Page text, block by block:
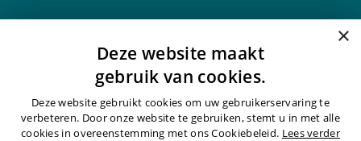
×
Deze website maakt
gebruik van cookies.
Deze website gebruikt cookies om uw gebruikerservaring te
verbeteren. Door onze website te gebruiken, stemt u in met alle
cookies in overeenstemming met ons Cookiebeleid. Lees verder